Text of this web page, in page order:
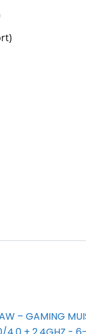
– GAMING